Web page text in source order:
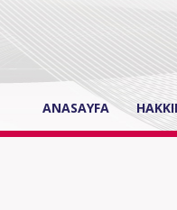
ANASAYFA(current)